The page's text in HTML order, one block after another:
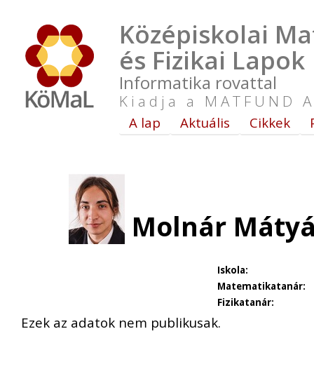
Középiskolai
és Fizikai Lapok
Informatika rovattal
Kiadja a MATFUND
A lap Aktuális Cikkek
Molnár
Iskola:
Matematikatanár:
Fizikatanár:
Ezek az adatok nem publikusak.